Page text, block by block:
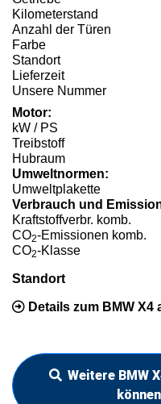
Kilometerstand
Anzahl der Türen
Farbe
Standort
Lieferzeit
Unsere Nummer
Motor:
kW / PS
Treibstoff
Hubraum
Umweltnormen:
Umweltplakette
Verbrauch und
Kraftstoffverbr. komb.
CO2-Emissionen komb.
CO2-Klasse
Standort
Details zum BMW X4
Weitere BMW